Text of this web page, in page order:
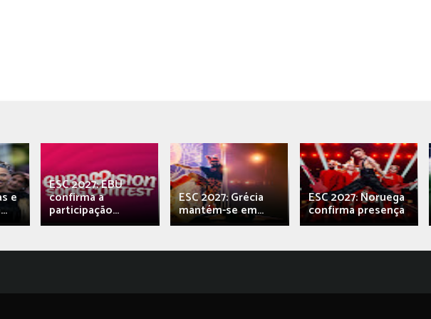
e
ESC 2027: EBU
confirma a
participação...
ESC 2027: Grécia
mantém-se em...
ESC 2027: Noruega
confirma presença